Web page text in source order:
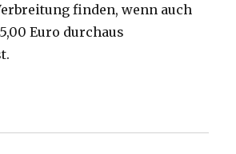
finden, wenn auch
Euro durchaus